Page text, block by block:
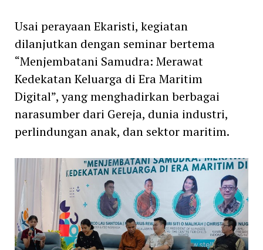
Usai perayaan Ekaristi, kegiatan
dilanjutkan dengan seminar bertema
“Menjembatani Samudra: Merawat
Kedekatan Keluarga di Era Maritim
Digital”, yang menghadirkan berbagai
narasumber dari Gereja, dunia industri,
perlindungan anak, dan sektor maritim.